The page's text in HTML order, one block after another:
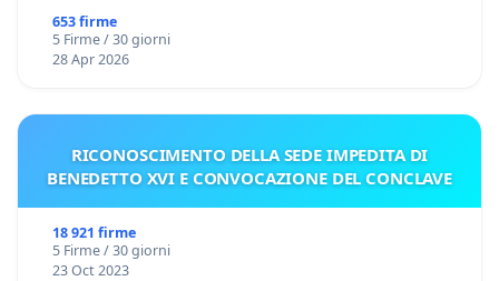
653 firme
5 Firme / 30 giorni
28 Apr 2026
RICONOSCIMENTO DELLA SEDE IMPEDITA DI
BENEDETTO XVI E CONVOCAZIONE DEL CONCLAVE
18 921 firme
5 Firme / 30 giorni
23 Oct 2023